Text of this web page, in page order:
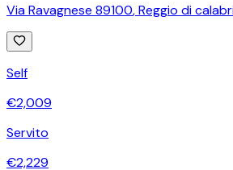
Via Ravagnese 89100,Reggio di
Self
€2,009
Servito
€2,229